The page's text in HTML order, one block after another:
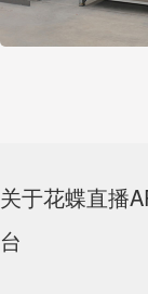
关于花蝶直播
台